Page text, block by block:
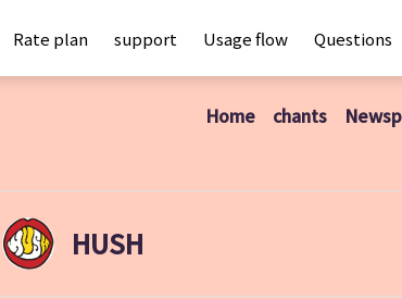
Rate plan support Usage flow Questions
Home chants
HUSH